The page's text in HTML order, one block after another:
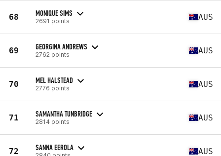
68 MONIQUE SIMS
2691 points AUS
69 GEORGINA ANDREWS
2762 points AUS
70 MEL HALSTEAD
2776 points AUS
71 SAMANTHA TUNBRIDGE
2814 points AUS
72 SANNA EEROLA AUS